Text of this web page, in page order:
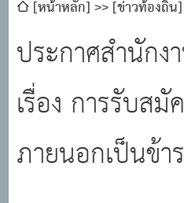
[หน้าหลัก] [ข่าวท้องถิ่น]
รับสมัครบุคคลภายนอก เป็น
รุ่นที่ 2 จำนวน 6,599 อัตรา (
ประกาศสำนักง
เรื่อง การรับส
ภายนอกเป็นข้า